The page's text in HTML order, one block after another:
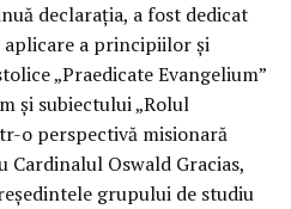
declarația, a fost dedicat
a principiilor și
„Praedicate Evangelium”
și subiectului „Rolul
o perspectivă misionară
Cardinalul Oswald Gracias,
grupului de studiu